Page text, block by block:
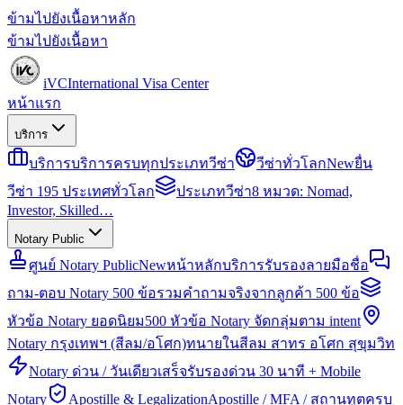
ข้ามไปยังเนื้อหาหลัก
ข้ามไปยังเนื้อหา
iVCInternational Visa Center
หน้าแรก
บริการ
บริการบริการครบทุกประเภทวีซ่า วีซ่าทั่วโลกNewยื่น
วีซ่า 195 ประเทศทั่วโลก
ประเภทวีซ่า8 หมวด: Nomad,
Investor, Skilled…
Notary Public
ศูนย์ Notary PublicNewหน้าหลักบริการรับรองลายมือชื่อ
ถาม-ตอบ Notary 500 ข้อรวมคำถามจริงจากลูกค้า 500 ข้อ
หัวข้อ Notary ยอดนิยม500 หัวข้อ Notary จัดกลุ่มตาม intent
Notary กรุงเทพฯ (สีลม/อโศก)ทนายในสีลม สาทร อโศก สุขุมวิท
Notary ด่วน / วันเดียวเสร็จรับรองด่วน 30 นาที + Mobile
Notary
Apostille & LegalizationApostille / MFA / สถานทูตครบ